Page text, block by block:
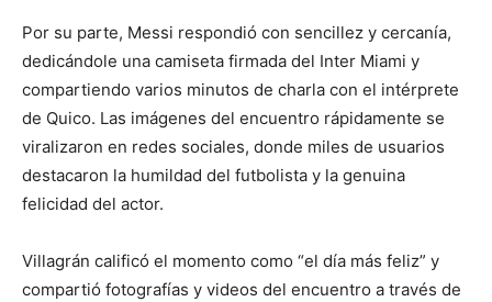
Por su parte, Messi respondió con sencillez y cercanía,
dedicándole una camiseta firmada del Inter Miami y
compartiendo varios minutos de charla con el intérprete
de Quico. Las imágenes del encuentro rápidamente se
viralizaron en redes sociales, donde miles de usuarios
destacaron la humildad del futbolista y la genuina
felicidad del actor.
Villagrán calificó el momento como “el día más feliz” y
compartió fotografías y videos del encuentro a través de